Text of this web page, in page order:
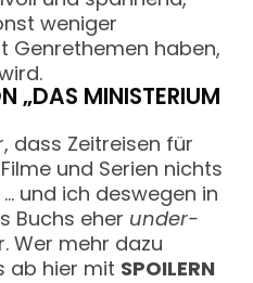
weniger
Genrethemen haben,
„DAS MINISTERIUM
dass Zeitreisen für
und Serien nichts
und ich deswegen in
Buchs eher under-
Wer mehr dazu
ab hier mit SPOILERN